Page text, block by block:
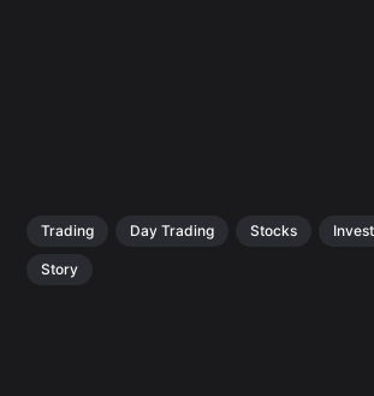
Trading Day Trading Stocks
Story